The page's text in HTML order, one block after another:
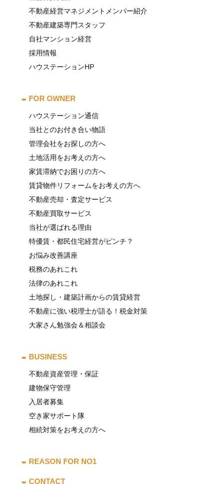
不動産経営マネジメントメンバー紹介
不動産建築専門スタッフ
自社マンション経営
採用情報
ハウステーションHP
FOR OWNER
ハウステーション通信
当社とのお付き合い物語
管理会社をお探しの方へ
土地活用をお考えの方へ
家賃滞納でお困りの方へ
賃貸物件リフォームをお考えの方へ
不動産売却・査定サービス
不動産買取サービス
当社が選ばれる理由
特優賃・都民住宅経営がピンチ？
お悩み改善講座
税務のあれこれ
法律のあれこれ
土地探し・建築計画からの賃貸経営
不動産に強い税理士が語る！税金対策
大家さん勉強会＆相談会
BUSINESS
不動産資産管理・保証
建物保守管理
入居者募集
空き家サポート隊
相続対策をお考えの方へ
REASON FOR NO1
CONTACT